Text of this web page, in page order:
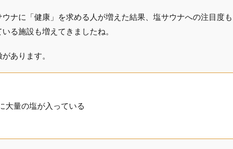
ナに「健康」を求める人が増えた結果、塩サウナへの注目度も
る施設も増えてきましたね。
あります。
大量の塩が入っている